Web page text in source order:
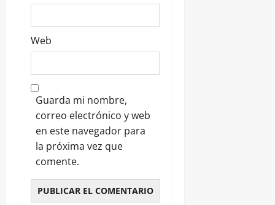
Web
Guarda mi nombre,
correo electrónico y web
en este navegador para
la próxima vez que
comente.